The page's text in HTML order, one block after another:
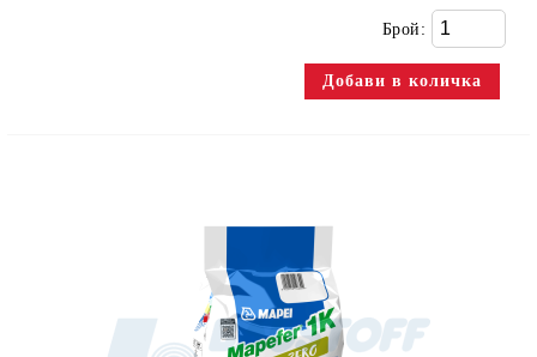
Брой: